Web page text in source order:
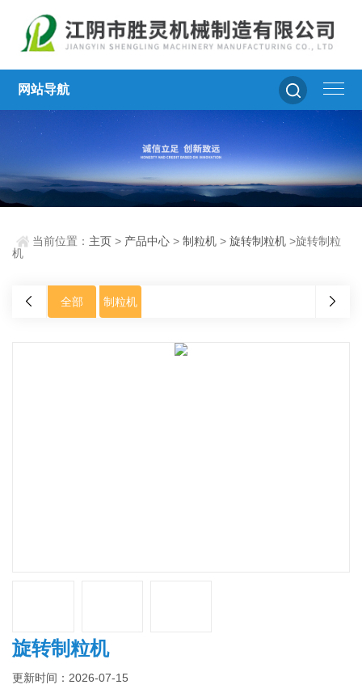
网站导航
当前位置： 主页 > 产品中心 >制粒机 >旋转制粒机 >旋转制粒
机
全部 制粒机
旋转制粒机
更新时间：2026-07-15